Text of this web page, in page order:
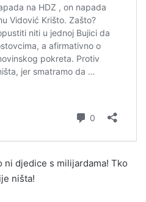
djedice s milijardama! Tko
ništa!